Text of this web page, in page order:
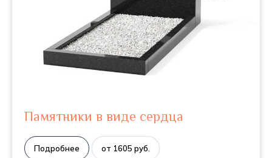
Памятники в виде сердца
Подробнее от 1605 руб.